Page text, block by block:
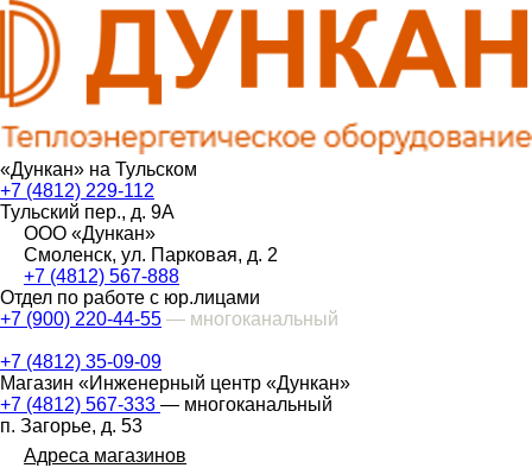
«Дункан» на Тульском
+7 (4812) 229-112
Тульский пер., д. 9А
ООО «Дункан»
Смоленск, ул. Парковая, д. 2
+7 (4812) 567-888
Отдел по работе с юр.лицами
+7 (900) 220-44-55 — многоканальный
+7 (4812) 35-09-09
Магазин «Инженерный центр «Дункан»
+7 (4812) 567-333 — многоканальный
п. Загорье, д. 53
Адреса магазинов